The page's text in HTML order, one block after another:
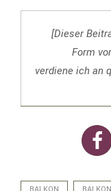
[Dieser
Form
verdiene ich an
BALKON